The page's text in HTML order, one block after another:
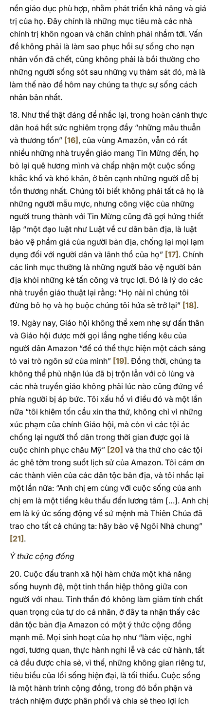
nền giáo dục phù hợp, nhằm phát triển khả năng và giá
trị của họ. Đây chính là những mục tiêu mà các nhà
chính trị khôn ngoan và chân chính phải nhắm tới. Vấn
đề không phải là làm sao phục hồi sự sống cho nạn
nhân vốn đã chết, cũng không phải là bồi thường cho
những người sống sót sau những vụ thảm sát đó, mà là
làm thế nào để hôm nay chúng ta thực sự sống cách
nhân bản nhất.
18. Như thế thật đáng để nhắc lại, trong hoàn cảnh thực
dân hoá hết sức nghiêm trọng đầy “những mâu thuẫn
và thương tổn” [16] , của vùng Amazôn, vẫn có rất
nhiều những nhà truyền giáo mang Tin Mừng đến, họ
bỏ lại quê hương mình và chấp nhận một cuộc sống
khắc khổ và khó khăn, ở bên cạnh những người dễ bị
tổn thương nhất. Chúng tôi biết không phải tất cả họ là
những người mẫu mực, nhưng công việc của những
người trung thành với Tin Mừng cũng đã gợi hứng thiết
lập “một đạo luật như Luật về cư dân bản địa, là luật
bảo vệ phẩm giá của người bản địa, chống lại mọi lạm
dụng đối với người dân và lãnh thổ của họ” [17] . Chính
các linh mục thường là những người bảo vệ người bản
địa khỏi những kẻ tấn công và trục lợi. Đó là lý do các
nhà truyền giáo thuật lại rằng: “Họ nài nỉ chúng tôi
đừng bỏ họ và họ buộc chúng tôi hứa sẽ trở lại” [18] .
19. Ngày nay, Giáo hội không thể xem nhẹ sự dấn thân
và Giáo hội được mời gọi lắng nghe tiếng kêu của
người dân Amazon “để có thể thực hiện một cách sáng
tỏ vai trò ngôn sứ của mình” [19] . Đồng thời, chúng ta
không thể phủ nhận lúa đã bị trộn lẫn với cỏ lùng và
các nhà truyền giáo không phải lúc nào cũng đứng về
phía người bị áp bức. Tôi xấu hổ vì điều đó và một lần
nữa “tôi khiêm tốn cầu xin tha thứ, không chỉ vì những
xúc phạm của chính Giáo hội, mà còn vì các tội ác
chống lại người thổ dân trong thời gian được gọi là
cuộc chinh phục châu Mỹ” [20] và tha thứ cho các tội
ác ghê tởm trong suốt lịch sử của Amazon. Tôi cám ơn
các thành viên của các dân tộc bản địa, và tôi nhắc lại
một lần nữa: “Anh chị em cùng với cuộc sống của anh
chị em là một tiếng kêu thấu đến lương tâm […]. Anh chị
em là ký ức sống động về sứ mệnh mà Thiên Chúa đã
trao cho tất cả chúng ta: hãy bảo vệ Ngôi Nhà chung”
[21] .
Ý thức cộng đồng
20. Cuộc đấu tranh xã hội hàm chứa một khả năng
sống huynh đệ, một tinh thần hiệp thông giữa con
người với nhau. Tinh thần đó không làm giảm tính chất
quan trọng của tự do cá nhân, ở đây ta nhận thấy các
dân tộc bản địa Amazon có một ý thức cộng đồng
mạnh mẽ. Mọi sinh hoạt của họ như “làm việc, nghỉ
ngơi, tương quan, thực hành nghi lễ và các cử hành, tất
cả đều được chia sẻ, vì thế, những không gian riêng tư,
tiêu biểu của lối sống hiện đại, là tối thiểu. Cuộc sống
là một hành trình cộng đồng, trong đó bổn phận và
trách nhiệm được phân phối và chia sẻ theo lợi ích